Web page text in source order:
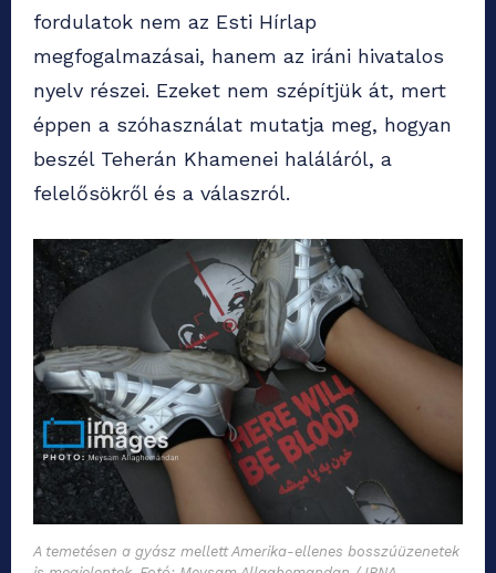
fordulatok nem az Esti Hírlap
megfogalmazásai, hanem az iráni hivatalos
nyelv részei. Ezeket nem szépítjük át, mert
éppen a szóhasználat mutatja meg, hogyan
beszél Teherán Khamenei haláláról, a
felelősökről és a válaszról.
A temetésen a gyász mellett Amerika-ellenes bosszúüzenetek